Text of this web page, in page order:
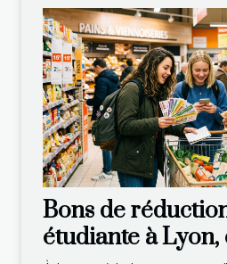
Bons de
étudiante à